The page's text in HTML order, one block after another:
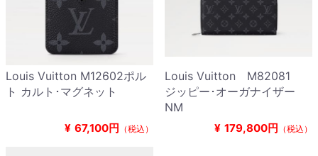
Louis Vuitton M12602ポル
ト カルト･マグネット
¥ 67,100円 （税込）
Louis Vuitton M82081
ジッピー･オーガナイザー
NM
¥ 179,800円 （税込）